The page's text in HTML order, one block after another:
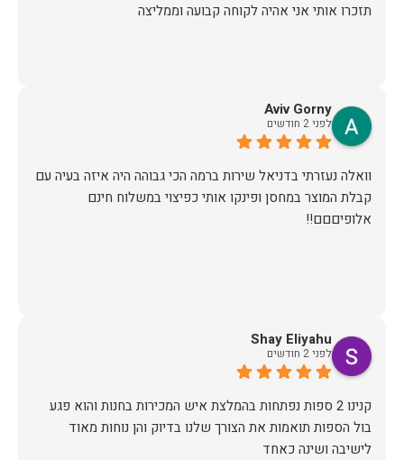
תזכרו אותי אני אהיה לקוחה קבועה וממליצה
Aviv Gorny
לפני 2 חודשים
וואלה נעזרתי בדניאל שירות ברמה הכי גבוהה היה איזה בעיה עם
קבלת המוצר במחסן ופינקו אותי כפיצוי במשלוח חינם
אלופיםםם!!
Shay Eliyahu
לפני 2 חודשים
קנינו 2 ספות נפתחות בהמלצת איש המכירות בחנות והוא פגע
בול הספות תואמות את הצורך שלנו בדיוק והן נוחות מאוד
לישיבה ושינה כאחד